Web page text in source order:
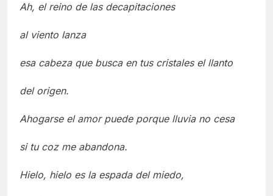
Ah, el reino de las decapitaciones
al viento lanza
esa cabeza que busca en tus cristales el llanto
del origen.
Ahogarse el amor puede porque lluvia no cesa
si tu coz me abandona.
Hielo, hielo es la espada del miedo,